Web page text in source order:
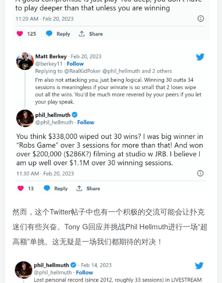
然而，这个Twitter帖子中也有一个积极的交流可能会让扑克
迷们有些兴奋。Tony G回应并挑战Phil Hellmuth进行一场“超
高额”单挑。这无疑是一场我们都期待的对决！